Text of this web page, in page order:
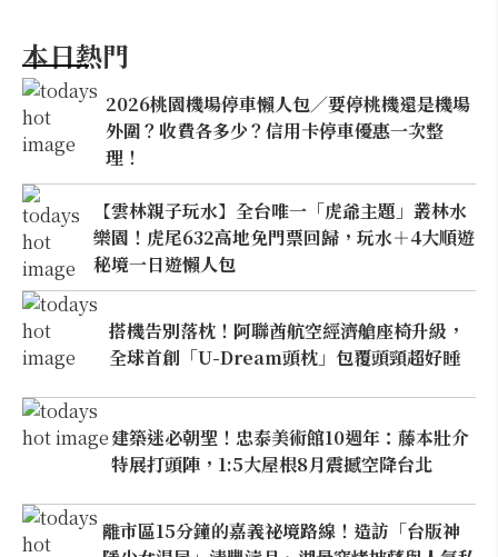
本日熱門
2026桃園機場停車懶人包／要停桃機還是機場
外圍？收費各多少？信用卡停車優惠一次整
理！
【雲林親子玩水】全台唯一「虎爺主題」叢林水
樂園！虎尾632高地免門票回歸，玩水＋4大順遊
秘境一日遊懶人包
搭機告別落枕！阿聯酋航空經濟艙座椅升級，
全球首創「U-Dream頭枕」包覆頭頸超好睡
建築迷必朝聖！忠泰美術館10週年：藤本壯介
特展打頭陣，1:5大屋根8月震撼空降台北
離市區15分鐘的嘉義祕境路線！造訪「台版神